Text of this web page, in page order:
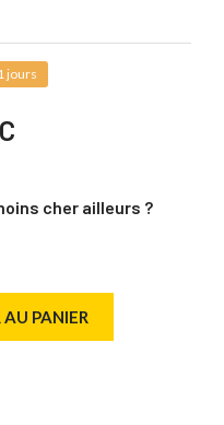
jours
cher ailleurs ?
PANIER